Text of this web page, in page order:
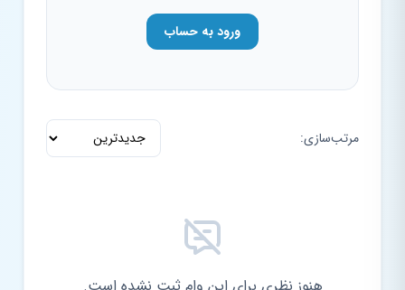
ورود به حساب
مرتب‌سازی: